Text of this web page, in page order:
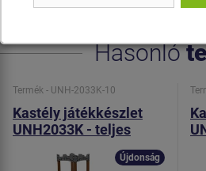
Hasonló
Termék - UNH-2033K-10
Kastély játékkészlet
UNH2033K - teljes
Újdonság